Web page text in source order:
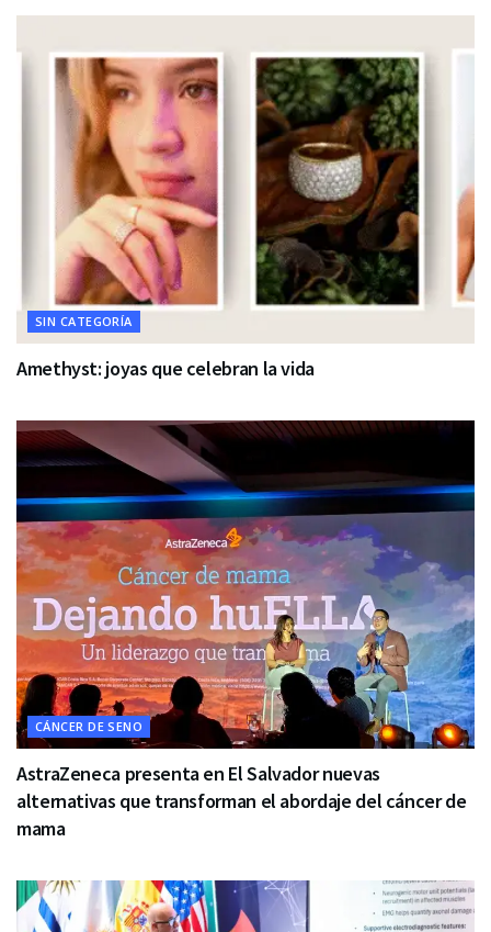
SIN CATEGORÍA
Amethyst: joyas que celebran la vida
CÁNCER DE SENO
AstraZeneca presenta en El Salvador nuevas
alternativas que transforman el abordaje del cáncer de
mama